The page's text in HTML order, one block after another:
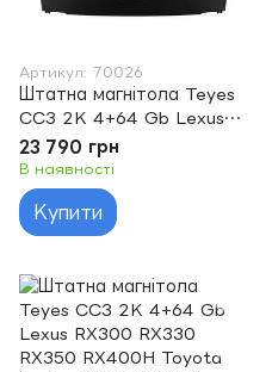
Артикул: 70026
Штатна магнітола Teyes
CC3 2K 4+64 Gb Lexus
GS III 3 300 350 400 430
450H 460 2004-2011 9''
23 790 грн
В наявності
Купити